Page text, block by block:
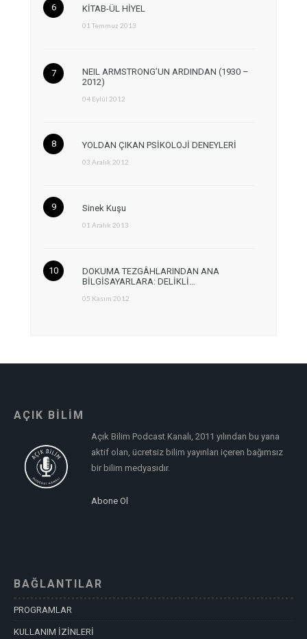
KİTAB-ÜL HİYEL
01 Temmuz 2013
NEIL ARMSTRONG’UN ARDINDAN (1930 –
2012)
04 Eylül 2012
YOLDAN ÇIKAN PSİKOLOJİ DENEYLERİ
03 Aralık 2012
Sinek Kuşu
01 Aralık 2013
DOKUMA TEZGÂHLARINDAN ANA
BİLGİSAYARLARA: DELİKLİ…
05 Kasım 2012
AÇIK BİLİM
Açık Bilim Podcast Kanalı, 2011 yılından bu yana
aktif olan, ücretsiz bilim yayınları içeren bağımsız
bir bilim medyasıdır.
Abone Ol
BAĞLANTILAR
PROGRAMLAR
KULLANIM İZİNLERİ